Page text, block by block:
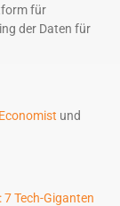
für
der Daten für
und
Tech-Giganten